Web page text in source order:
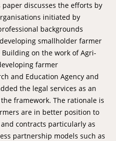
discusses the efforts by
initiated by
backgrounds
smallholder farmer
on the work of Agri-
farmer
and Education Agency and
the legal services as an
framework. The rationale is
are in better position to
contracts particularly as
partnership models such as